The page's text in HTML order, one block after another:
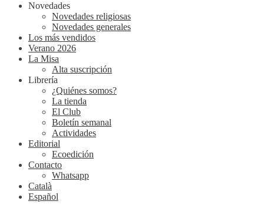
Novedades
Novedades religiosas
Novedades generales
Los más vendidos
Verano 2026
La Misa
Alta suscripción
Librería
¿Quiénes somos?
La tienda
El Club
Boletín semanal
Actividades
Editorial
Ecoedición
Contacto
Whatsapp
Català
Español